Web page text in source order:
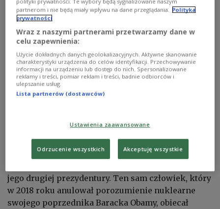
Tymczasem pięć miesięcy po objęciu urzędu przez
Trumpa Rosja bombarduje Ukrainę z niesłabnącą
brutalnością. Ludzie nadal giną w Strefie Gazy. A
Trump może uwikłać USA w konflikt zbrojny z
Iranem, z nieprzewidywalnymi konsekwencjami.
"Próba Trumpa, aby trzymać Amerykę z dala od
światowych konfliktów, spektakularnie się nie
Irańska polityka Trumpa ujawnia, zdaniem
jego drugiej prezydentury. Ten sam człowiek, który
w 2018 roku anulował porozumienie nuklearne
swojego poprzednika Baracka Obamy, obiecał
partnerom i nie będą miały wpływu na dane przeglądania.
Polityka
prywatności
Wraz z naszymi partnerami przetwarzamy dane w
celu zapewnienia:
Użycie dokładnych danych geolokalizacyjnych. Aktywne skanowanie
charakterystyki urządzenia do celów identyfikacji. Przechowywanie
informacji na urządzeniu lub dostęp do nich. Spersonalizowane
reklamy i treści, pomiar reklam i treści, badnie odbiorców i
ulepszanie usług.
Lista partnerów (dostawców)
Ustawienia zaawansowane
Odrzucenie wszystkich Akceptuję wszystkie